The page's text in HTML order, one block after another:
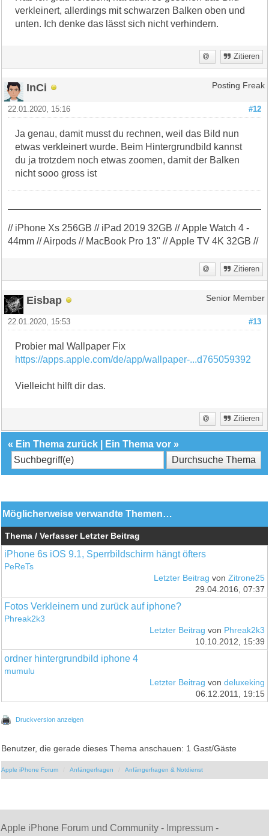
verkleinert, allerdings mit schwarzen Balken oben und
unten. Ich denke das lässt sich nicht verhindern.
Zitieren
InCi Posting Freak
#12
22.01.2020, 15:16
Ja genau, damit musst du rechnen, weil das Bild nun
etwas verkleinert wurde. Beim Hintergrundbild kannst
du ja trotzdem noch etwas zoomen, damit der Balken
nicht sooo gross ist
// iPhone Xs 256GB // iPad 2019 32GB // Apple Watch 4 -
44mm // Airpods // MacBook Pro 13" // Apple TV 4K 32GB //
Zitieren
Eisbap Senior Member
#13
22.01.2020, 15:53
Probier mal Wallpaper Fix
https://apps.apple.com/de/app/wallpaper-...d765059392
Vielleicht hilft dir das.
Zitieren
« Ein Thema zurück Ein Thema vor »
Möglicherweise verwandte Themen…
Thema / Verfasser Letzter Beitrag
iPhone 6s iOS 9.1, Sperrbildschirm hängt öfters
PeReTs
Letzter Beitrag von Zitrone25
29.04.2016, 07:37
Fotos Verkleinern und zurück auf iphone?
Phreak2k3
Letzter Beitrag von Phreak2k3
10.10.2012, 15:39
ordner hintergrundbild iphone 4
mumulu
Letzter Beitrag von deluxeking
06.12.2011, 19:15
Druckversion anzeigen
Benutzer, die gerade dieses Thema anschauen: 1 Gast/Gäste
Apple iPhone Forum Anfängerfragen Anfängerfragen & Notdienst
Apple iPhone Forum und Community - Impressum -